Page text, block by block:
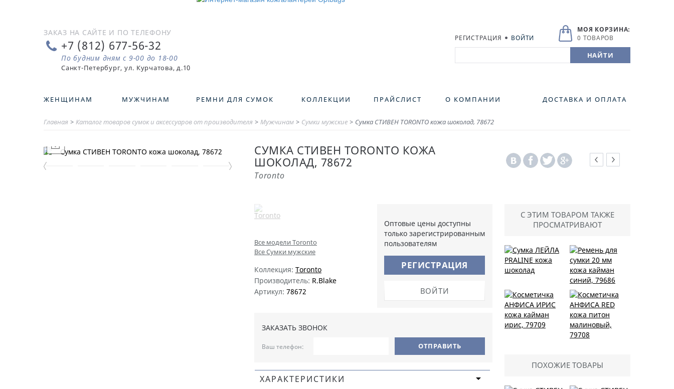
ЗАКАЗ НА САЙТЕ И ПО ТЕЛЕФОНУ
+7 (812) 677-56-32
По будним дням с 9-00 до 18-00
РЕГИСТРАЦИЯ ВОЙТИ
МОЯ КОРЗИНА:
0 ТОВАРОВ
ЖЕНЩИНАМ МУЖЧИНАМ РЕМНИ ДЛЯ СУМОК КОЛЛЕКЦИИ ПРАЙСЛИСТ О КОМПАНИИ ДОСТАВКА И ОПЛАТА
Главная > Каталог товаров сумок и аксессуаров от производителя > Мужчинам > Сумки мужские > Сумка СТИВЕН TORONTO кожа шоколад, 78672
СУМКА СТИВЕН TORONTO КОЖА
ШОКОЛАД, 78672
Toronto
Все модели Toronto
Все Сумки мужские
Коллекция: Toronto
Производитель: R.Blake
Артикул: 78672
Оптовые цены доступны
только зарегистрированным
пользователям
РЕГИСТРАЦИЯ
ВОЙТИ
ЗАКАЗАТЬ ЗВОНОК
Ваш телефон:
ХАРАКТЕРИСТИКИ
С ЭТИМ ТОВАРОМ ТАКЖЕ
ПРОСМАТРИВАЮТ
шоколад
Ремень для сумки 20
мм кожа кайман
синий, 79686
АНФИСА RED кожа
ПОХОЖИЕ ТОВАРЫ